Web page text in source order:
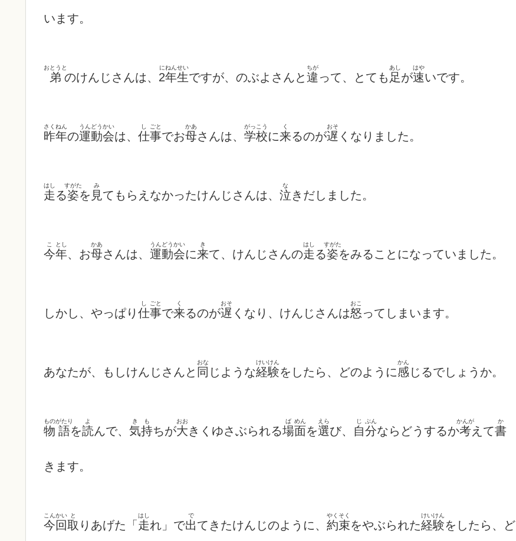
います。
弟
おとうと
のけんじ さんは、 2
に
年生
ねんせい
ですが、のぶよさんと違
ちが
って、とても 足
あし
が速
はや
いです。
昨年
さくねん
の運動会
うんどうかい
は、 仕
し
事
ごと
でお母
かあ
さんは、 学校
がっこう
に来
く
るのが遅
おそ
くなりました。
走
はし
る姿
すがた
を 見
み
てもらえなかったけんじさんは、 泣
な
きだしました。
今
こ
年
とし
、お母
かあ
さんは、 運動会
うんどうかい
に来
き
て、けんじさんの走
はし
る姿
すがた
をみることになっていました。
しかし、やっぱり 仕
し
事
ごと
で来
く
るのが遅
おそ
くなり、けんじさんは怒
おこ
ってしまいます。
あなたが、もしけんじさんと 同
おな
じような経験
けいけん
をしたら、どのように感
かん
じるでしょうか。
物
もの
語
がたり
を読
よ
んで、 気
き
持
も
ちが大
おお
きくゆさぶられる場
ば
面
めん
を選
えら
び、 自
じ
分
ぶん
ならどうするか考
かんが
えて書
か
きます。
今回
こんかい
取
と
りあげた「 走
はし
れ」で出
で
てきたけんじのように、 約束
やくそく
をやぶられた経験
けいけん
をしたら、ど